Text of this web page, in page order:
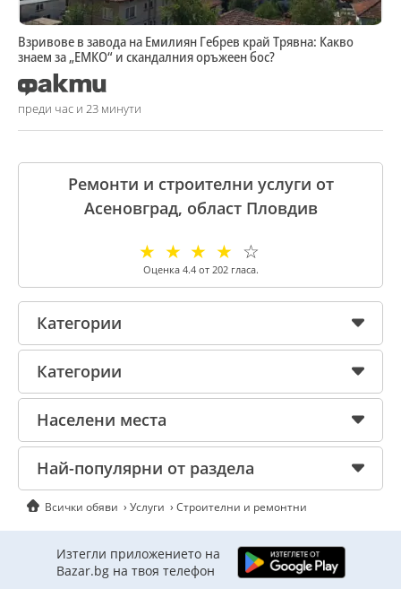
Взривове в завода на Емилиян Гебрев край Трявна: Какво
знаем за „ЕМКО“ и скандалния оръжеен бос?
преди час и 23 минути
Ремонти и строителни услуги от
Асеновград, област Пловдив
☆
☆
☆
☆
☆
Оценка 4.4от 202гласа.
Категории
Категории
Населени места
Най-популярни от раздела
Всички обяви Услуги Строителни и ремонтни
Изтегли приложението на
Bazar.bg на твоя телефон